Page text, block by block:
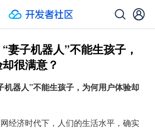
妻子机器人”不能生孩子，
很满意？
机器人”不能生孩子，为何用户体验却
经济时代下，人们的生活水平，确实